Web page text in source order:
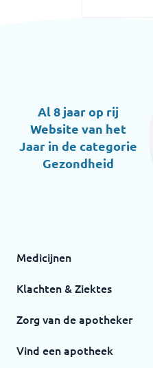
Al 8 jaar op rij
Website van het
Jaar in de categorie
Gezondheid
Medicijnen
Klachten & Ziektes
Zorg van de apotheker
Vind een apotheek